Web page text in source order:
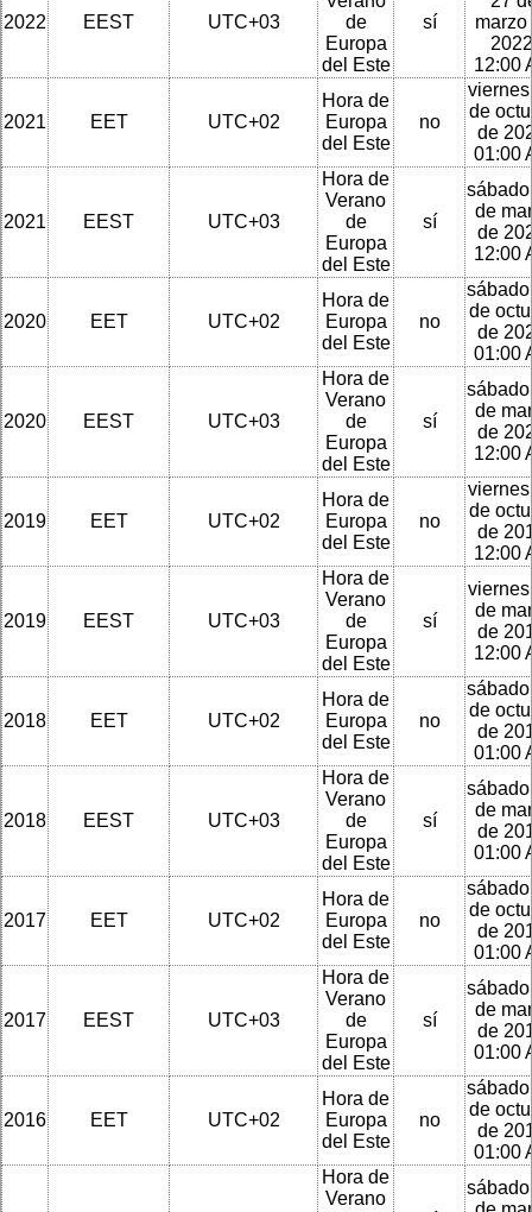
2022 EEST UTC+03
de
Europa
del Este
sí
marzo
12:00
2021 EET UTC+02
Hora de
Europa
del Este
no
de
de
01:00
2021 EEST UTC+03
Hora de
Verano
de
Europa
del Este
sí
de
de
12:00
2020 EET UTC+02
Hora de
Europa
del Este
no
de
de
01:00
2020 EEST UTC+03
Hora de
Verano
de
Europa
del Este
sí
de
de
12:00
2019 EET UTC+02
Hora de
Europa
del Este
no
de
de
12:00
2019 EEST UTC+03
Hora de
Verano
de
Europa
del Este
sí
de
de
12:00
2018 EET UTC+02
Hora de
Europa
del Este
no
de
de
01:00
2018 EEST UTC+03
Hora de
Verano
de
Europa
del Este
sí
de
de
01:00
2017 EET UTC+02
Hora de
Europa
del Este
no
de
de
01:00
2017 EEST UTC+03
Hora de
Verano
de
Europa
del Este
sí
de
de
01:00
2016 EET UTC+02
Hora de
Europa
del Este
no
de
de
01:00
Hora de
Verano